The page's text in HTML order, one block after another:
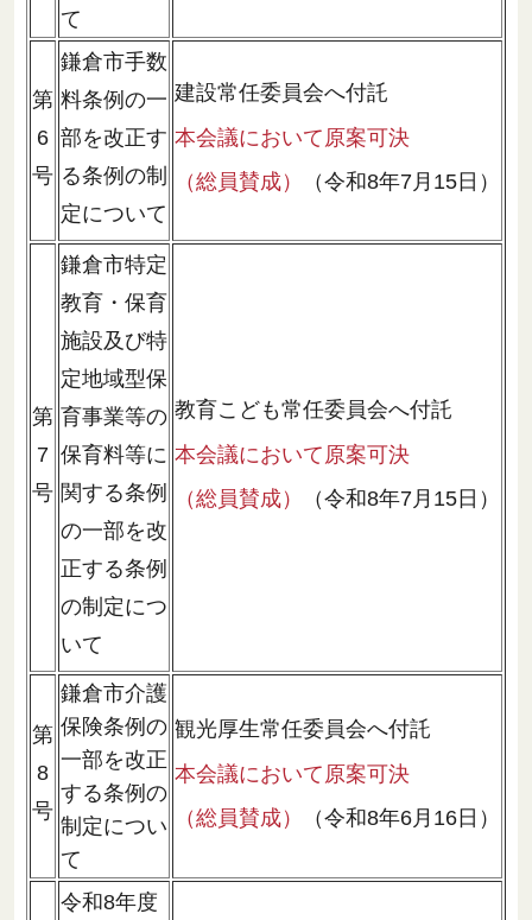
て
第
6
号
鎌倉市手数
料条例の一
部を改正す
る条例の制
定について
建設常任委員会へ付託
本会議において原案可決
（総員賛成）
（令和8年7月15日）
第
7
号
鎌倉市特定
教育・保育
施設及び特
定地域型保
育事業等の
保育料等に
関する条例
の一部を改
正する条例
の制定につ
いて
教育こども常任委員会へ付託
本会議において原案可決
（総員賛成）
（令和8年7月15日）
第
8
号
鎌倉市介護
保険条例の
一部を改正
する条例の
制定につい
て
観光厚生常任委員会へ付託
本会議において原案可決
（総員賛成）
（令和8年6月16日）
令和8年度